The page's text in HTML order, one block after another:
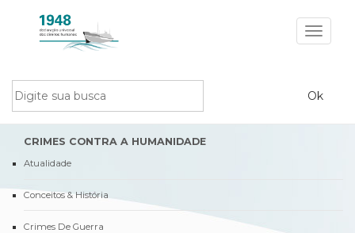
Toggle
CRIMES CONTRA A HUMANIDADE
Atualidade
Conceitos & História
Crimes De Guerra